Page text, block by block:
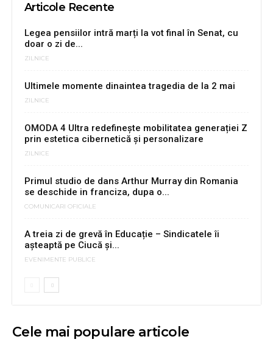
Articole Recente
Legea pensiilor intră marți la vot final în Senat, cu
doar o zi de...
ZILNICE
Ultimele momente dinaintea tragedia de la 2 mai
ZILNICE
OMODA 4 Ultra redefinește mobilitatea generației Z
prin estetica cibernetică și personalizare
ZILNICE
Primul studio de dans Arthur Murray din Romania
se deschide in franciza, dupa o...
COMUNICARI OFICIALE
A treia zi de grevă în Educație – Sindicatele îi
așteaptă pe Ciucă și...
EVENIMENTE PUBLICE
Cele mai populare articole